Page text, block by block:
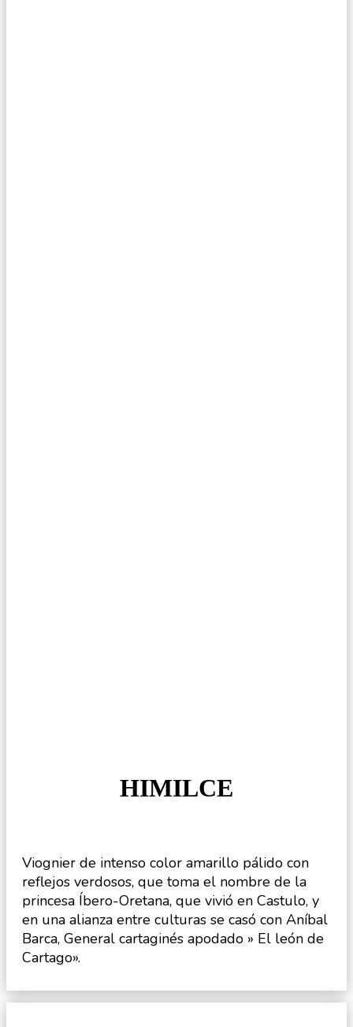
HIMILCE
Viognier de intenso color amarillo pálido con
reflejos verdosos, que toma el nombre de la
princesa Íbero-Oretana, que vivió en Castulo, y
en una alianza entre culturas se casó con Aníbal
Barca, General cartaginés apodado » El león de
Cartago».